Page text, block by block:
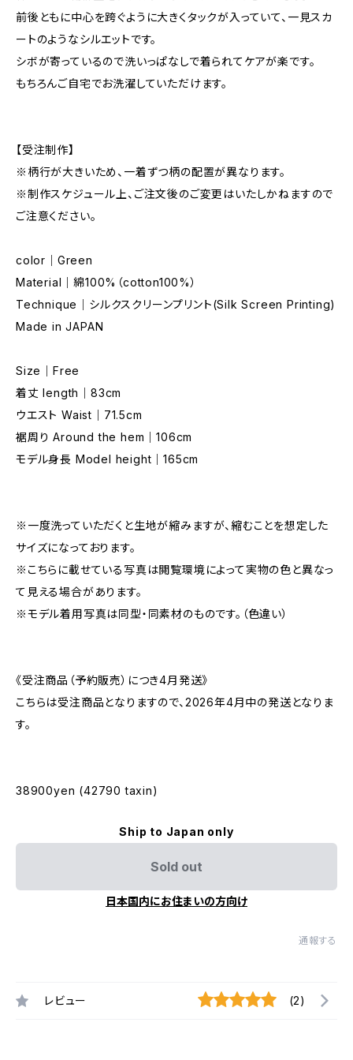
前後ともに中心を跨ぐように大きくタックが入っていて、一見スカ
ートのようなシルエットです。
シボが寄っているので洗いっぱなしで着られてケアが楽です。
もちろんご自宅でお洗濯していただけます。
【受注制作】
※柄行が大きいため、一着ずつ柄の配置が異なります。
※制作スケジュール上、ご注文後のご変更はいたしかねますので
ご注意ください。
color｜Green
Material｜綿100%（cotton100%）
Technique｜シルクスクリーンプリント(Silk Screen Printing)
Made in JAPAN
Size｜Free
着丈 length｜83cm
ウエスト Waist｜71.5cm
裾周り Around the hem｜106cm
モデル身長 Model height｜165cm
※一度洗っていただくと生地が縮みますが、縮むことを想定した
サイズになっております。
※こちらに載せている写真は閲覧環境によって実物の色と異なっ
て見える場合があります。
※モデル着用写真は同型・同素材のものです。（色違い）
《受注商品（予約販売）につき4月発送》
こちらは受注商品となりますので、2026年4月中の発送となりま
す。
38900yen (42790 taxin)
Ship to Japan only
Sold out
日本国内にお住まいの方向け
通報する
レビュー (2)